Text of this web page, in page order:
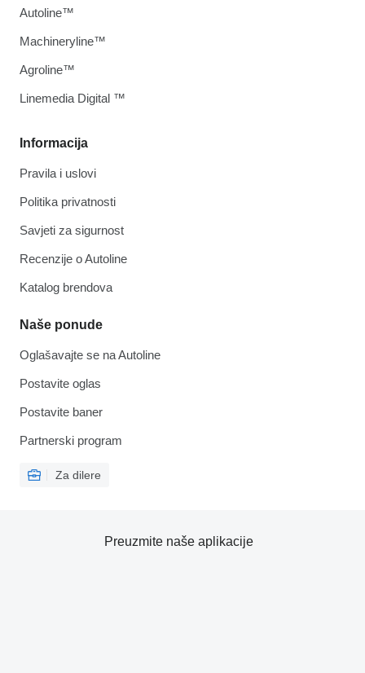
Informacija
Pravila i uslovi
Politika privatnosti
Savjeti za sigurnost
Recenzije o Autoline
Katalog brendova
Naše ponude
Oglašavajte se na Autoline
Postavite oglas
Postavite baner
Partnerski program
Za dilere
Autoline™
Machineryline™
Agroline™
Linemedia Digital ™
Preuzmite naše aplikacije